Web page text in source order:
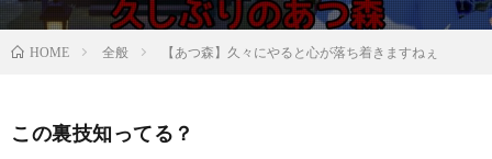
HOME 全般 【あつ森】久々にやると心が落ち着きますねぇ
この裏技知ってる？